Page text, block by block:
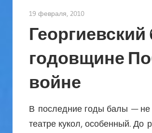
19 февраля, 2010admin
годовщине
войне
В последние годы балы — не
театре кукол, особенный. До